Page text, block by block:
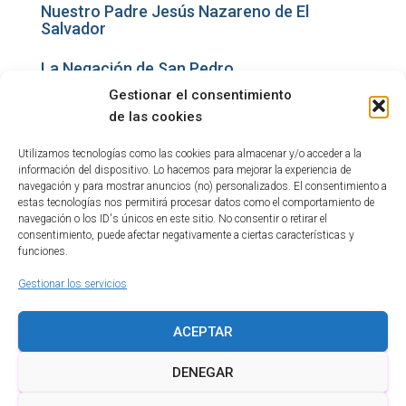
Gestionar el consentimiento
de las cookies
Utilizamos tecnologías como las cookies para almacenar y/o acceder a la
información del dispositivo. Lo hacemos para mejorar la experiencia de
navegación y para mostrar anuncios (no) personalizados. El consentimiento a
estas tecnologías nos permitirá procesar datos como el comportamiento de
navegación o los ID's únicos en este sitio. No consentir o retirar el
consentimiento, puede afectar negativamente a ciertas características y
funciones.
Gestionar los servicios
ACEPTAR
DENEGAR
Nuestro Padre Jesús Nazareno de El
Salvador
La Negación de San Pedro
San Pedro Apóstol
1 2 3 ›